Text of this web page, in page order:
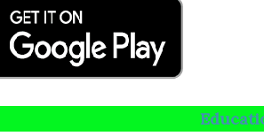
Education is not